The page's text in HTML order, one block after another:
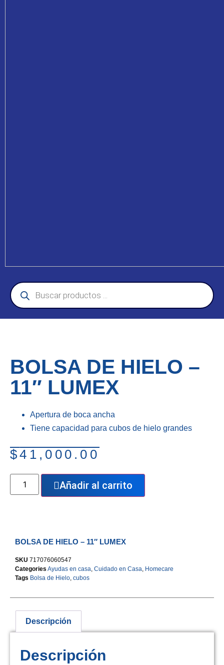
BOLSA DE HIELO –
11″ LUMEX
Apertura de boca ancha
Tiene capacidad para cubos de hielo grandes
$41,000.00
Añadir al carrito
BOLSA DE HIELO – 11″ LUMEX
SKU 717076060547
Categories Ayudas en casa, Cuidado en Casa, Homecare
Tags Bolsa de Hielo, cubos
Descripción
Descripción